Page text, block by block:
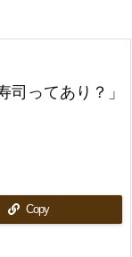
司ってあり？」
Copy